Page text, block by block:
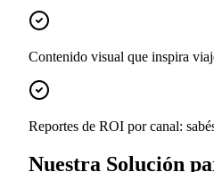
Contenido visual que inspira
Reportes de ROI por canal:
Nuestra Solución